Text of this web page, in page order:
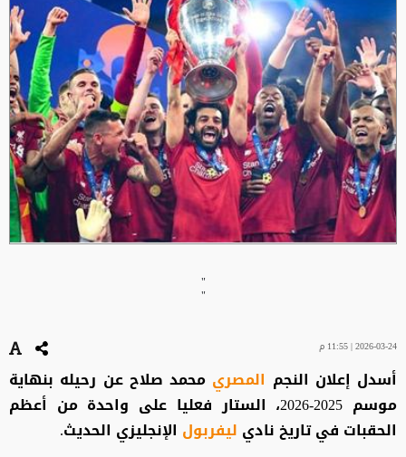
"
"
2026-03-24 | 11:55 م
أسدل إعلان النجم المصري محمد صلاح عن رحيله بنهاية
موسم 2025-2026، الستار فعليا على واحدة من أعظم
الحقبات في تاريخ نادي ليفربول الإنجليزي الحديث.